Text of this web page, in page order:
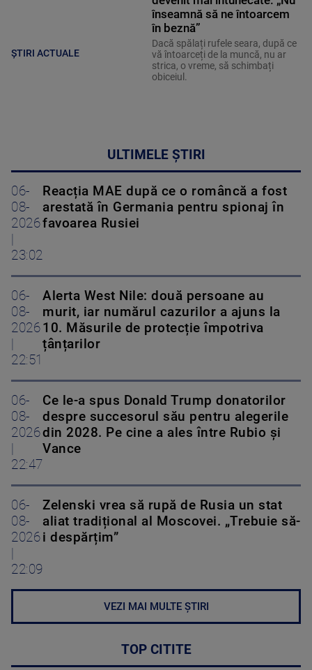
ȘTIRI ACTUALE
înseamnă să ne întoarcem
în beznă”
Dacă spălați rufele seara, după ce
vă întoarceți de la muncă, nu ar
strica, o vreme, să schimbați
obiceiul.
ULTIMELE ȘTIRI
06-
08-
2026
23:02
Reacția MAE după ce o româncă a fost
arestată în Germania pentru spionaj în
favoarea Rusiei
06-
08-
2026
22:51
Alerta West Nile: două persoane au
murit, iar numărul cazurilor a ajuns la
10. Măsurile de protecție împotriva
țânțarilor
06-
08-
2026
22:47
Ce le-a spus Donald Trump donatorilor
despre succesorul său pentru alegerile
din 2028. Pe cine a ales între Rubio și
Vance
06-
08-
2026
22:09
Zelenski vrea să rupă de Rusia un stat
aliat tradițional al Moscovei. „Trebuie să-
i despărțim”
VEZI MAI MULTE ȘTIRI
TOP CITITE